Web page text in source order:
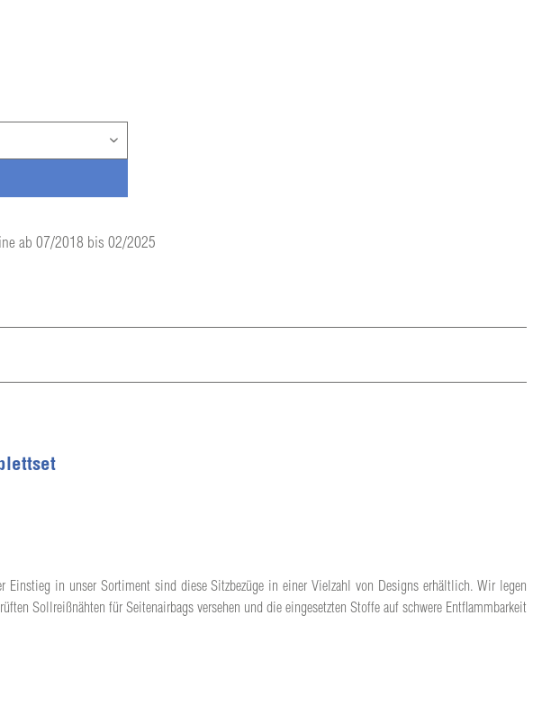
ab 07/2018 bis 02/2025
in unser Sortiment sind diese Sitzbezüge in einer Vielzahl von Designs erhältlich. Wir legen
Sollreißnähten für Seitenairbags versehen und die eingesetzten Stoffe auf schwere Entflammbarkeit